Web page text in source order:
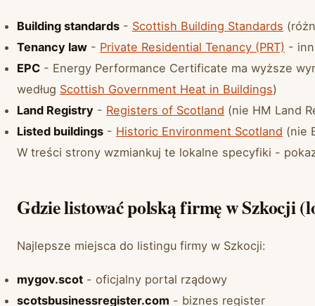
Building standards - Scottish Building Standards
Tenancy law - Private Residential Tenancy (PRT) -
EPC - Energy Performance Certificate ma wyższe
według Scottish Government Heat in Buildings)
Land Registry - Registers of Scotland (nie HM Land
Listed buildings - Historic Environment Scotland (nie
W treści strony wzmiankuj te lokalne specyfiki -
Gdzie listować polską firmę w Szkocji
Najlepsze miejsca do listingu firmy w Szkocji:
mygov.scot - oficjalny portal rządowy
scotsbusinessregister.com - biznes register